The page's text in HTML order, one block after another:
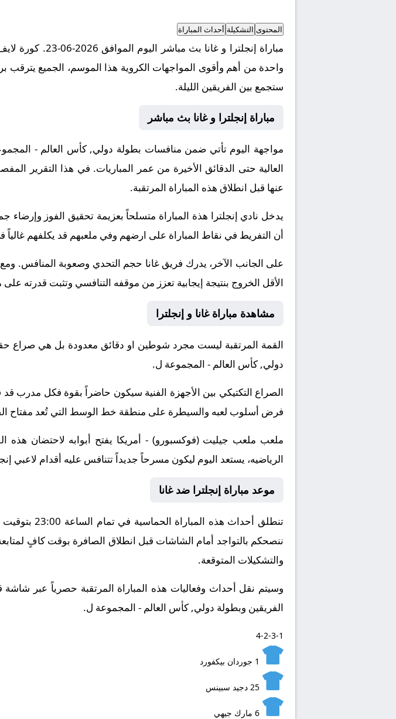
المحتوى التشكيلة أحداث المباراة
مباراة إنجلترا و
واحدة من أهم وأقوى المواجهات الكروية هذا الموسم، الجميع يترقب
ستجمع بين الفريقين الليلة.
مباراة إنجلترا و غانا بث مباشر
مواجهة اليوم تأتي ضمن منافسات بطولة دولي, كأس العالم -
العالية حتى الدقائق الأخيرة من عمر المباريات. في هذا التقرير
عنها قبل انطلاق هذه المباراة المرتقبة.
يدخل نادي إنجلترا هذة المباراة متسلحاً بعزيمة تحقيق الفوز وإرضاء
أن التفريط في نقاط المباراة على ارضهم وفي ملعبهم قد يكلفهم
على الجانب الآخر، يدرك فريق غانا حجم التحدي وصعوبة المنافس.
الأقل الخروج بنتيجة إيجابية تعزز من موقفه التنافسي وتثبت قدرته على
مشاهدة مباراة غانا و إنجلترا
القمة المرتقبة ليست مجرد شوطين او دقائق معدودة بل هي صراع
دولي, كأس العالم - المجموعة ل.
الصراع التكتيكي بين الأجهزة الفنية سيكون حاضراً بقوة فكل
فرض أسلوب لعبه والسيطرة على منطقة خط الوسط التي تُعد مفتاح
ملعب ملعب جيليت (فوكسبورو) - أمريكا يفتح أبوابه لاحتضان هذه
الرياضيه، يستعد اليوم ليكون مسرحاً جديداً تتنافس عليه أقدام لاعبي
موعد مباراة إنجلترا ضد غانا
تنطلق أحداث
ننصحكم بالتواجد أمام الشاشات قبل انطلاق الصافرة بوقت كافٍ
والتشكيلات المتوقعة.
الفريقين وبطولة دولي, كأس العالم - المجموعة ل.
4-2-3-1
1 جوردان بيكفورد
25 دجيد سبينس
6 مارك جيهي